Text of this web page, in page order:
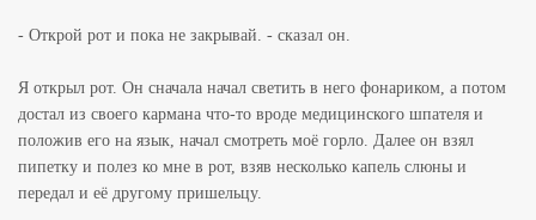
- Открой рот и пока не закрывай. - сказал он.
Я открыл рот. Он сначала начал светить в него фонариком, а потом
достал из своего кармана что-то вроде медицинского шпателя и
положив его на язык, начал смотреть моё горло. Далее он взял
пипетку и полез ко мне в рот, взяв несколько капель слюны и
передал и её другому пришельцу.